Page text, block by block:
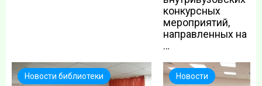
конкурсных
мероприятий,
направленных на
…
Новости библиотеки Новости